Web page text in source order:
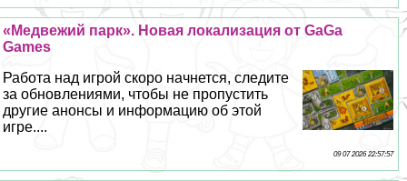
«Медвежий парк». Новая локализация от GaGa
Games
Работа над игрой скоро начнется, следите
за обновлениями, чтобы не пропустить
другие анонсы и информацию об этой
игре....
09 07 2026 22:57:57